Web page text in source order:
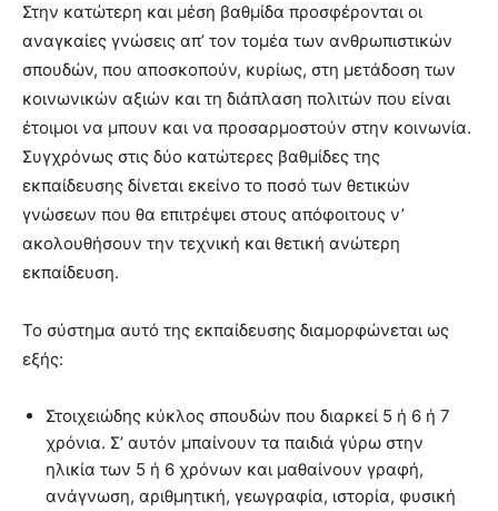
Στην κατώτερη και μέση βαθμίδα προσφέρονται οι
αναγκαίες γνώσεις απ’ τον τομέα των ανθρωπιστικών
σπουδών, που αποσκοπούν, κυρίως, στη μετάδοση των
κοινωνικών αξιών και τη διάπλαση πολιτών που είναι
έτοιμοι να μπουν και να προσαρμοστούν στην κοινωνία.
Συγχρόνως στις δύο κατώτερες βαθμίδες της
εκπαίδευσης δίνεται εκείνο το ποσό των θετικών
γνώσεων που θα επιτρέψει στους απόφοιτους ν’
ακολουθήσουν την τεχνική και θετική ανώτερη
εκπαίδευση.
Το σύστημα αυτό της εκπαίδευσης διαμορφώνεται ως
εξής:
Στοιχειώδης κύκλος σπουδών που διαρκεί 5 ή 6 ή 7
χρόνια. Σ’ αυτόν μπαίνουν τα παιδιά γύρω στην
ηλικία των 5 ή 6 χρόνων και μαθαίνουν γραφή,
ανάγνωση, αριθμητική, γεωγραφία, ιστορία, φυσική